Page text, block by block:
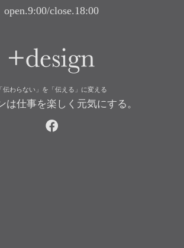
open.9:00/close.18:00
「伝わらない」を「伝える」に変える
は仕事を楽しく元気にする。
facebook